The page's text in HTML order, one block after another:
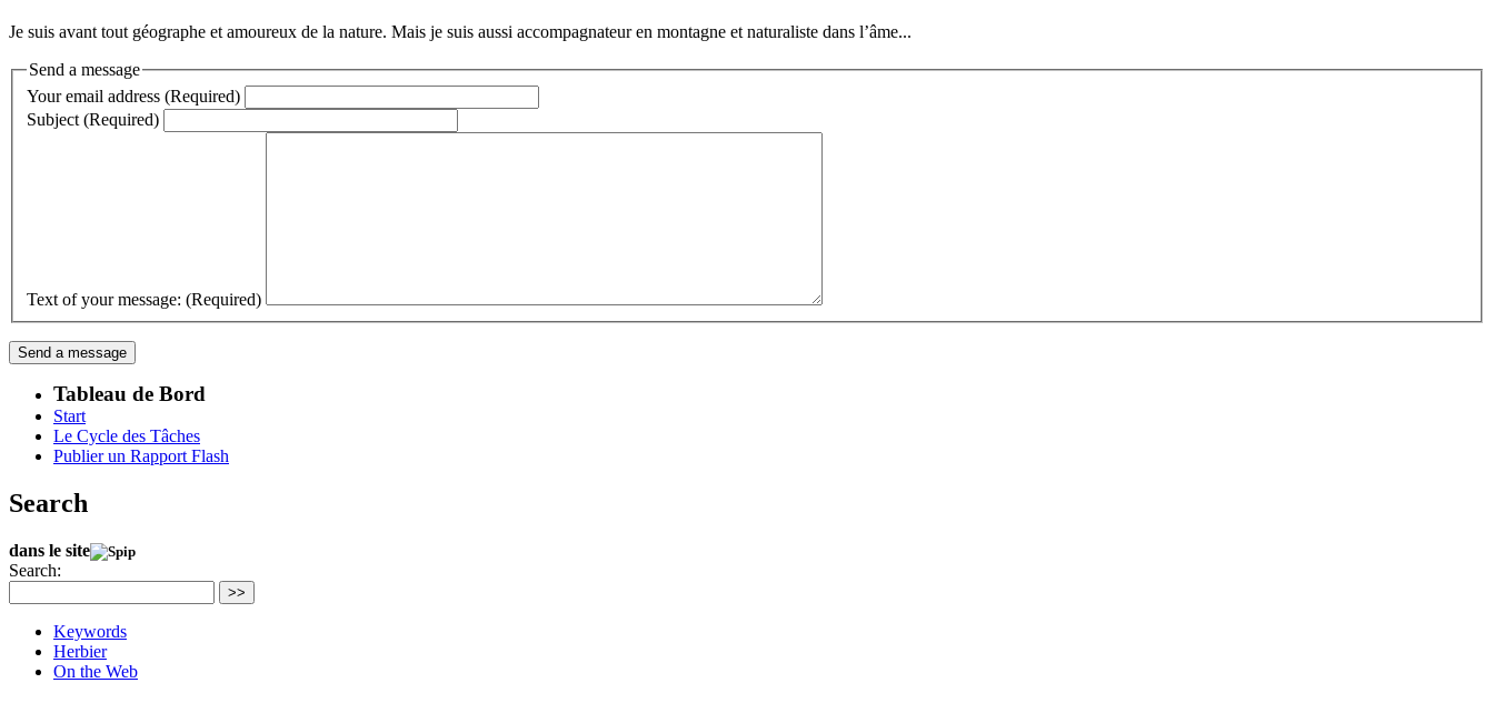
Je suis avant tout géographe et amoureux de la nature. Mais je suis aussi accompagnateur en montagne et naturaliste dans l’âme...
Send a message
Your email address (Required)
Subject (Required)
Text of your message: (Required)
Tableau de Bord
Start
Le Cycle des Tâches
Publier un Rapport Flash
Search
dans le site
Search:
>>
Keywords
Herbier
On the Web